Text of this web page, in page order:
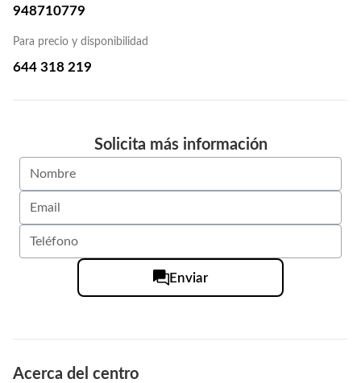
948710779
Para precio y disponibilidad
644 318 219
Solicita más información
Enviar
Acerca del centro